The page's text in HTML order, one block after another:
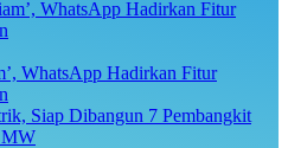
WhatsApp Hadirkan Fitur